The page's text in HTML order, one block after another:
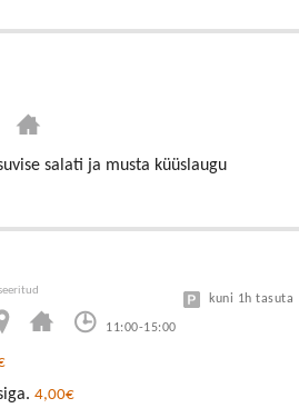
salati ja musta küüslaugu
11:00-15:00
kuni 1h tasuta
4,00€